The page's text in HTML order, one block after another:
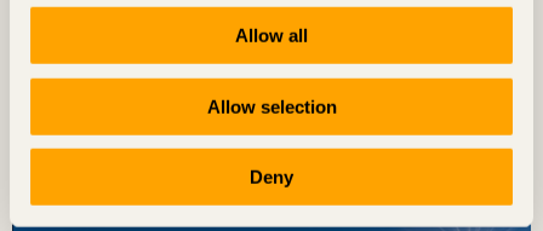
Allow all
Allow selection
Deny
Diskret placerat experiment
Foto: Mads Frederik Christensen